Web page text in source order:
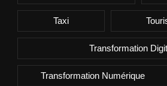
Taxi
Transformation
Transformation Numérique